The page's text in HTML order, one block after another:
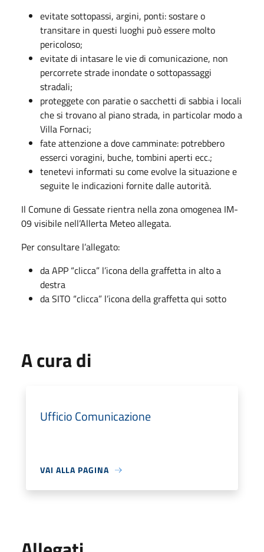
evitate sottopassi, argini, ponti: sostare o
transitare in questi luoghi può essere molto
pericoloso;
evitate di intasare le vie di comunicazione, non
percorrete strade inondate o sottopassaggi
stradali;
proteggete con paratie o sacchetti di sabbia i locali
che si trovano al piano strada, in particolar modo a
Villa Fornaci;
fate attenzione a dove camminate: potrebbero
esserci voragini, buche, tombini aperti ecc.;
tenetevi informati su come evolve la situazione e
seguite le indicazioni fornite dalle autorità.
Il Comune di Gessate rientra nella zona omogenea IM-
09 visibile nell’Allerta Meteo allegata.
Per consultare l’allegato:
da APP “clicca” l’icona della graffetta in alto a
destra
da SITO “clicca” l’icona della graffetta qui sotto
A cura di
Ufficio Comunicazione
VAI ALLA PAGINA